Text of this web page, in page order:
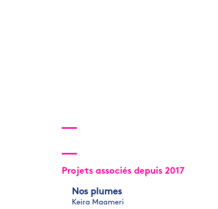
Projets associés depuis 2017
Nos plumes
Keira Maameri